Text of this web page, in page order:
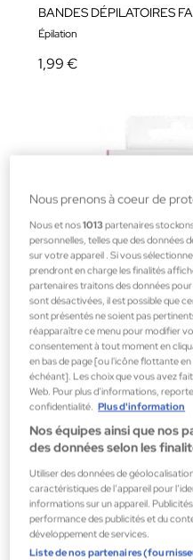
Épilation
1,99 €
Body Natur
CLIQUEZ SUR STYLO
4,35 €
Nous prenons à coeur de
Nous et nos1013 partenaires
personnelles, telles que des données
sur votre appareil . Si vous
prendront en charge les finalités
partenaires traitons des données
sont désactivées, il est possible que
sont présentés ne soient pas
réapparaître ce menu pour modifier
consentement à tout moment en
en bas de page [ou l'icône flottante en
échéant]. Les choix que vous avez
Web. Pour plus d’informations,
confidentialité. Plus d'information
Nos équipes ainsi que nos
des données selon les
Utiliser des données de
caractéristiques de l’appareil pour
informations sur un appareil.
performance des publicités et du
développement de services.
Liste de nos partenaires